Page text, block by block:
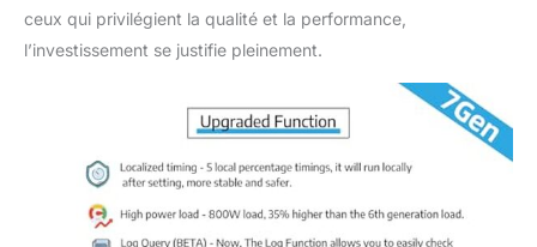
ceux qui privilégient la qualité et la performance,
l’investissement se justifie pleinement.